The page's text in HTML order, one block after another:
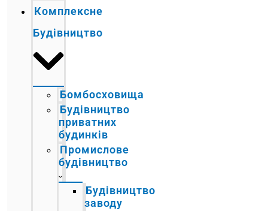
Комплексне
Будівництво
Бомбосховища
Будівництво
приватних
будинків
Промислове
будівництво
Будівництво
заводу